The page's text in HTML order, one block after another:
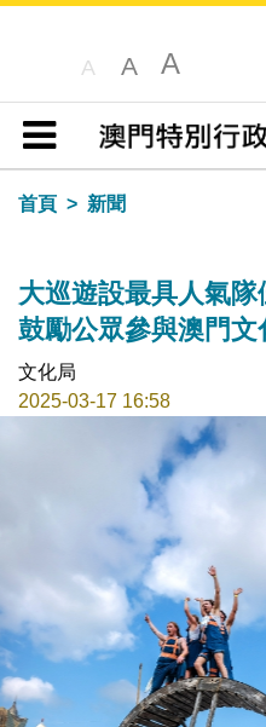
A A A
目錄
首頁
新聞
大巡遊設最具人氣
鼓勵公眾參與澳門文
文化局
2025-03-17 16:58